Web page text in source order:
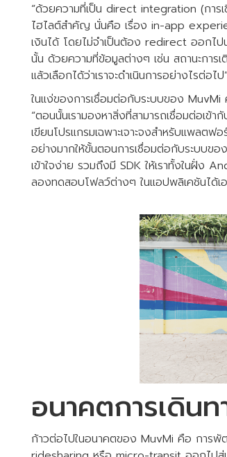
“ด้วยความที่เป็น direct integration (การ
ไฮไลต์สำคัญ นั่นคือ เรื่อง in-app
เงินได้ โดยไม่จำเป็นต้อง redirect ออกไป
นั้น ด้วยความที่ข้อมูลต่างๆ เช่น สถานะการ
แล้วเลือกได้ว่าเราจะดำเนินการอย่างไรต่อไป
ในแง่ของการเชื่อมต่อกับระบบของ
“ตอนนั้นเรามองหาสิ่งที่สามารถเชื่อมต่อเ
เขียนโปรแกรมเฉพาะเจาะจงสำหรับแพล
อย่างมากให้ขั้นตอนการเชื่อมต่อกับระบบขอ
เข้าใจง่าย รวมถึงมี SDK ให้เราทั้งในฝั่ง
ลองทดสอบโฟลว์ต่างๆ ในแอปพลิเคชันได้เ
อนาคตการเดิน
ก้าวต่อไปในอนาคตของ MuvMi คือ การพั